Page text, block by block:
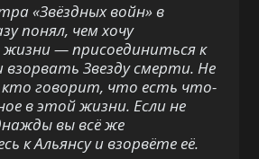
«Звёздных войн» в
понял, чем хочу
— присоединиться к
Звезду смерти. Не
говорит, что есть что-
в этой жизни. Если не
вы всё же
к Альянсу и взорвёте её.